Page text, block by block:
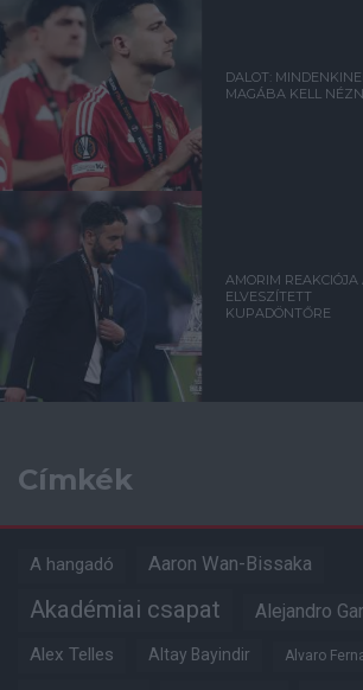
DALOT:
MAGÁBA KELL
AMORIM REAKCIÓJA
ELVESZÍTETT
KUPADÖNTŐRE
Címkék
A hangadó Aaron Wan-Bissaka
Akadémiai csapat Alejandro
Alex Telles Altay Bayindir Alvaro